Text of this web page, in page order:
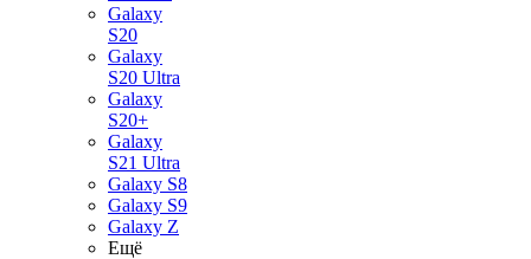
Galaxy
S20
Galaxy
S20 Ultra
Galaxy
S20+
Galaxy
S21 Ultra
Galaxy S8
Galaxy S9
Galaxy Z
Ещё